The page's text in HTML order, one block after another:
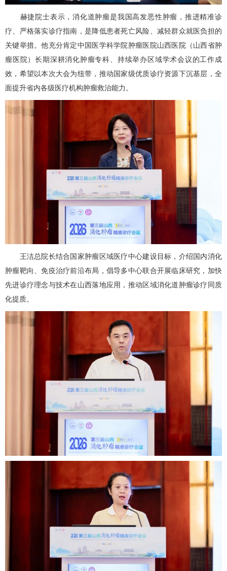
赫捷院士表示，消化道肿瘤是我国高发恶性肿瘤，推进精准诊
疗、严格落实诊疗指南，是降低患者死亡风险、减轻群众就医负担的
关键举措。他充分肯定中国医学科学院肿瘤医院山西医院（山西省肿
瘤医院）长期深耕消化肿瘤专科、持续举办区域学术会议的工作成
效，希望以本次大会为纽带，推动国家级优质诊疗资源下沉基层，全
面提升省内各级医疗机构肿瘤救治能力。
王洁总院长结合国家肿瘤区域医疗中心建设目标，介绍国内消化
肿瘤靶向、免疫治疗前沿布局，倡导多中心联合开展临床研究，加快
先进诊疗理念与技术在山西落地应用，推动区域消化道肿瘤诊疗同质
化提质。